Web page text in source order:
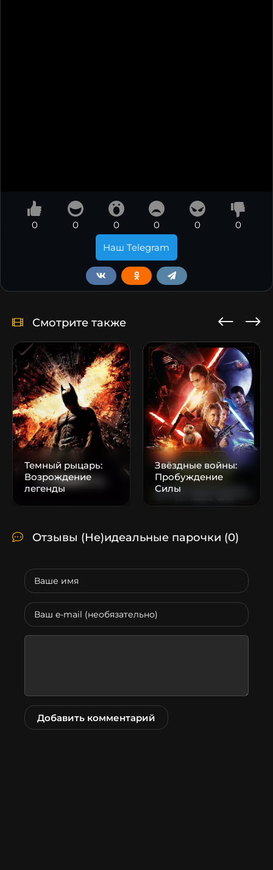
0 0 0 0 0
0
Наш Telegram
Смотрите также
Темный рыцарь:
Возрождение
легенды
Звёздные войны:
Пробуждение
Силы
Отзывы (Не)идеальные парочки (0)
Добавить комментарий